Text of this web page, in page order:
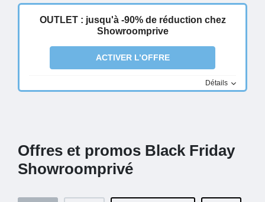
OUTLET : jusqu'à -90% de réduction chez
Showroomprive
ACTIVER L’OFFRE
Détails
Offres et promos Black Friday
Showroomprivé